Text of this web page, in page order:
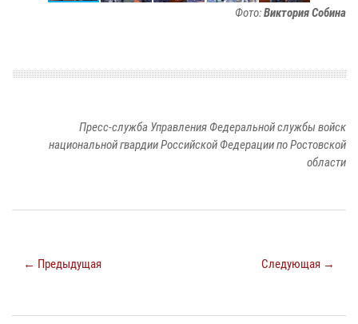
Фото:Виктория Собина
Пресс-служба Управления Федеральной службы войск
национальной гвардии Российской Федерации по Ростовской
области
← Предыдущая Следующая →